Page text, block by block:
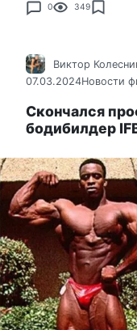
0 349
Виктор
07.03.2024Новости
Скончался
бодибилдер